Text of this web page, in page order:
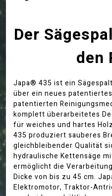
Der
den
Japa® 435 ist ein
über ein neues
patentierten
komplett überarbeitetes
für weiches und hartes
435 produziert sauberes
gleichbleibender Qualität
hydraulische Kettensäge
ermöglicht die
Dicke von bis zu 45 cm.
Elektromotor, Traktor-